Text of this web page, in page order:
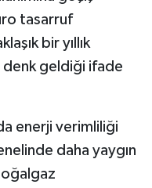
tasarruf
bir yıllık
denk geldiği ifade
enerji verimliliği
daha yaygın